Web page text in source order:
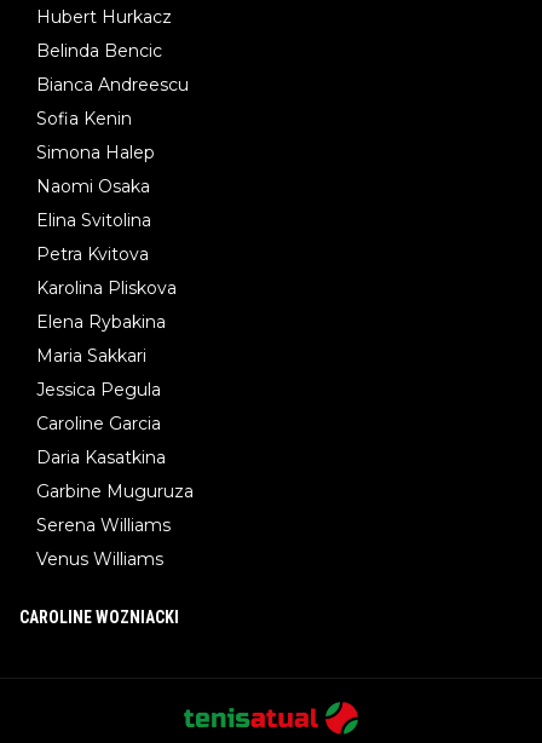
Hubert Hurkacz
Belinda Bencic
Bianca Andreescu
Sofia Kenin
Simona Halep
Naomi Osaka
Elina Svitolina
Petra Kvitova
Karolina Pliskova
Elena Rybakina
Maria Sakkari
Jessica Pegula
Caroline Garcia
Daria Kasatkina
Garbine Muguruza
Serena Williams
Venus Williams
CAROLINE WOZNIACKI